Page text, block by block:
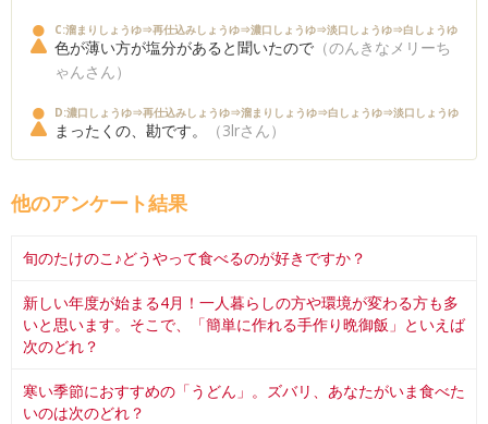
C:溜まりしょうゆ⇒再仕込みしょうゆ⇒濃口しょうゆ⇒淡口しょうゆ⇒白しょうゆ
色が薄い方が塩分があると聞いたので （のんきなメリーち
ゃんさん）
D:濃口しょうゆ⇒再仕込みしょうゆ⇒溜まりしょうゆ⇒白しょうゆ⇒淡口しょうゆ
まったくの、勘です。 （3lrさん）
他のアンケート結果
旬のたけのこ♪どうやって食べるのが好きですか？
新しい年度が始まる4月！一人暮らしの方や環境が変わる方も多
いと思います。そこで、「簡単に作れる手作り晩御飯」といえば
次のどれ？
寒い季節におすすめの「うどん」。ズバリ、あなたがいま食べた
いのは次のどれ？